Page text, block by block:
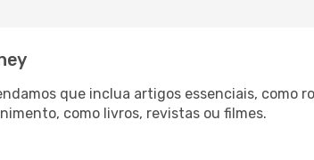
que inclua artigos essenciais, como
como livros, revistas ou filmes.